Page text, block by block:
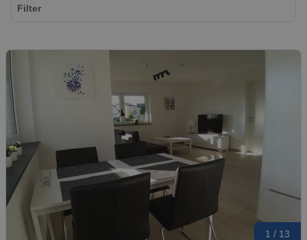
1 / 13
Filter